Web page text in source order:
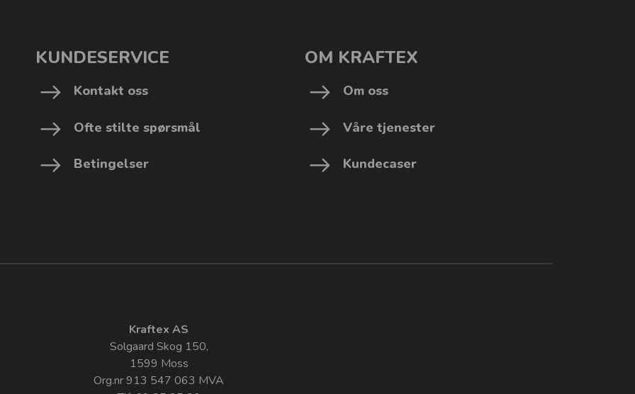
KUNDESERVICE
Kontakt oss
Ofte stilte spørsmål
Betingelser
OM KRAFTEX
Om oss
Våre tjenester
Kundecaser
Kraftex AS
Solgaard Skog 150,
1599 Moss
Org.nr 913 547 063 MVA